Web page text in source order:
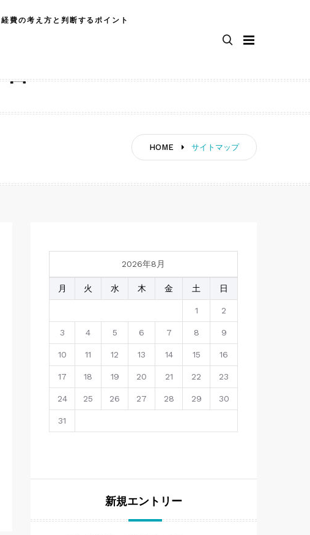
経費の考え方と判断するポイント
HOME サイトマップ
2026年8月
月 火 水 木 金 土 日
1 2
3 4 5 6 7 8 9
10 11 12 13 14 15 16
17 18 19 20 21 22 23
24 25 26 27 28 29 30
31
新規エントリー